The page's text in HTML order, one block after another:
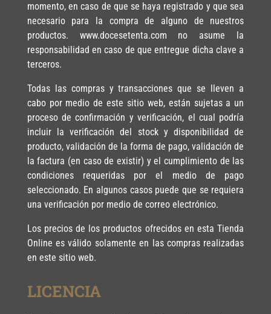
momento, en caso de que se haya registrado y que sea
necesario para la compra de alguno de nuestros
productos. www.docesetenta.com no asume la
responsabilidad en caso de que entregue dicha clave a
terceros.
Todas las compras y transacciones que se lleven a
cabo por medio de este sitio web, están sujetas a un
proceso de confirmación y verificación, el cual podría
incluir la verificación del stock y disponibilidad de
producto, validación de la forma de pago, validación de
la factura (en caso de existir) y el cumplimiento de las
condiciones requeridas por el medio de pago
seleccionado. En algunos casos puede que se requiera
una verificación por medio de correo electrónico.
Los precios de los productos ofrecidos en esta Tienda
Online es válido solamente en las compras realizadas
en este sitio web.
LICENCIA